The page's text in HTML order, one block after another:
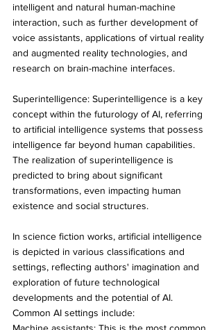
intelligent and natural human-machine
interaction, such as further development of
voice assistants, applications of virtual reality
and augmented reality technologies, and
research on brain-machine interfaces.
Superintelligence: Superintelligence is a key
concept within the futurology of AI, referring
to artificial intelligence systems that possess
intelligence far beyond human capabilities.
The realization of superintelligence is
predicted to bring about significant
transformations, even impacting human
existence and social structures.
In science fiction works, artificial intelligence
is depicted in various classifications and
settings, reflecting authors' imagination and
exploration of future technological
developments and the potential of AI.
Common AI settings include:
Machine assistants: This is the most common